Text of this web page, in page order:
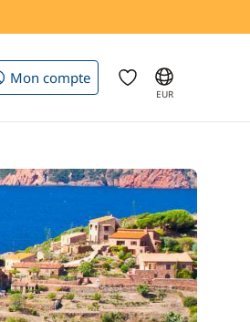
Mon compte
EUR